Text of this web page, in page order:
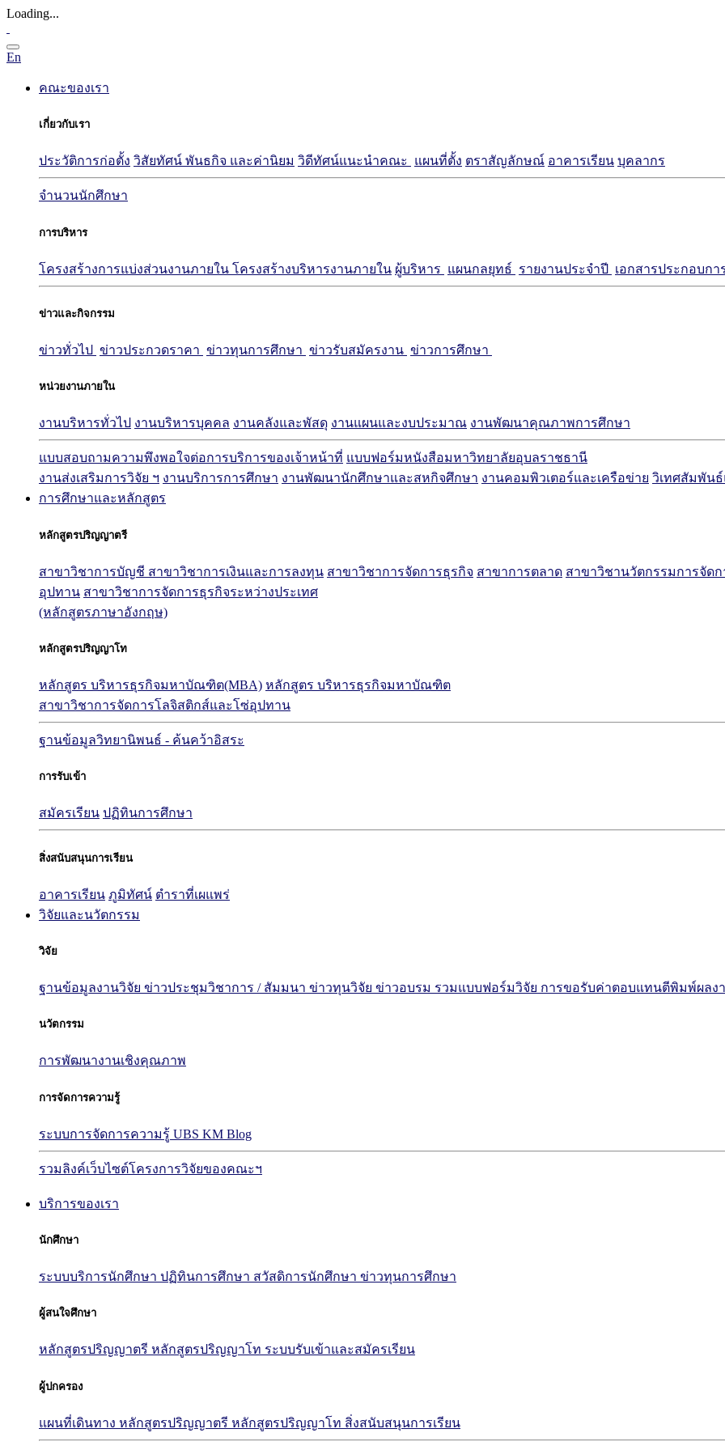
Loading...
En
คณะของเรา
เกี่ยวกับเรา
ประวัติการก่อตั้ง วิสัยทัศน์ พันธกิจ และค่านิยม วิดีทัศน์แนะนำคณะ แผนที่ตั้ง ตราสัญลักษณ์ อาคารเรียน บุคลากร
จำนวนนักศึกษา
การบริหาร
โครงสร้างการแบ่งส่วนงานภายใน โครงสร้างบริหารงานภายใน ผู้บริหาร แผนกลยุทธ์ รายงานประจำปี เอกสารประกอบก
ข่าวและกิจกรรม
ข่าวทั่วไป ข่าวประกวดราคา ข่าวทุนการศึกษา ข่าวรับสมัครงาน ข่าวการศึกษา
หน่วยงานภายใน
งานบริหารทั่วไป งานบริหารบุคคล งานคลังและพัสดุ งานแผนและงบประมาณ งานพัฒนาคุณภาพการศึกษา
แบบสอบถามความพึงพอใจต่อการบริการของเจ้าหน้าที่ แบบฟอร์มหนังสือมหาวิทยาลัยอุบลราชธานี
งานส่งเสริมการวิจัย ฯ งานบริการการศึกษา งานพัฒนานักศึกษาและสหกิจศึกษา งานคอมพิวเตอร์และเครือข่าย วิเทศสัมพัน
การศึกษาและหลักสูตร
หลักสูตรปริญญาตรี
สาขาวิชาการบัญชี สาขาวิชาการเงินและการลงทุน สาขาวิชาการจัดการธุรกิจ สาขาการตลาด สาขาวิชานวัตกรรมการจัด
อุปทาน สาขาวิชาการจัดการธุรกิจระหว่างประเทศ
(หลักสูตรภาษาอังกฤษ)
หลักสูตรปริญญาโท
หลักสูตร บริหารธุรกิจมหาบัณฑิต(MBA) หลักสูตร บริหารธุรกิจมหาบัณฑิต
สาขาวิชาการจัดการโลจิสติกส์และโซ่อุปทาน
ฐานข้อมูลวิทยานิพนธ์ - ค้นคว้าอิสระ
การรับเข้า
สมัครเรียน ปฏิทินการศึกษา
สิ่งสนับสนุนการเรียน
อาคารเรียน ภูมิทัศน์ ตำราที่เผแพร่
วิจัยและนวัตกรรม
วิจัย
ฐานข้อมูลงานวิจัย ข่าวประชุมวิชาการ / สัมมนา ข่าวทุนวิจัย ข่าวอบรม รวมแบบฟอร์มวิจัย การขอรับค่าตอบแทนตีพิมพ์ผลง
นวัตกรรม
การพัฒนางานเชิงคุณภาพ
การจัดการความรู้
ระบบการจัดการความรู้ UBS KM Blog
รวมลิงค์เว็บไซต์โครงการวิจัยของคณะฯ
บริการของเรา
นักศึกษา
ระบบบริการนักศึกษา ปฏิทินการศึกษา สวัสดิการนักศึกษา ข่าวทุนการศึกษา
ผู้สนใจศึกษา
หลักสูตรปริญญาตรี หลักสูตรปริญญาโท ระบบรับเข้าและสมัครเรียน
ผู้ปกครอง
แผนที่เดินทาง หลักสูตรปริญญาตรี หลักสูตรปริญญาโท สิ่งสนับสนุนการเรียน